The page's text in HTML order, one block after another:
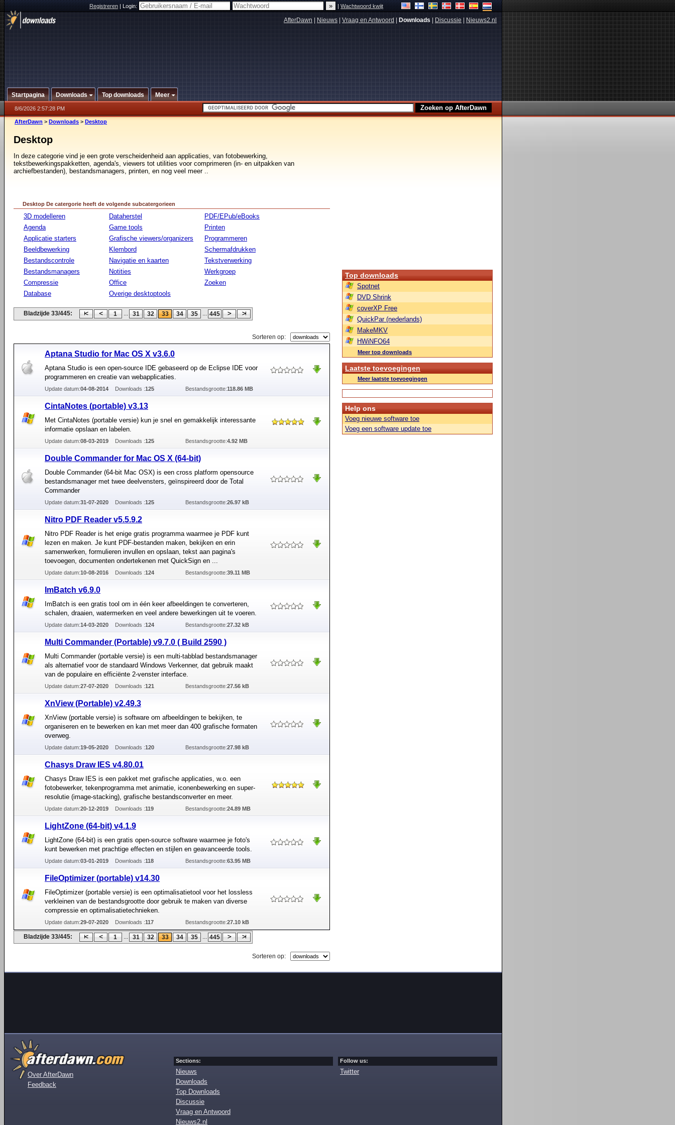
Registreren|Login: |Wachtwoord kwijt
AfterDawn Nieuws Vraag en Antwoord Downloads Discussie Nieuws2.nl
Startpagina Downloads Top downloads Meer
8/6/2026 2:57:28 PM
AfterDawn > Downloads > Desktop
Desktop
In deze categorie vind je een grote verscheidenheid aan applicaties, van fotobewerking,
tekstbewerkingspakketten, agenda's, viewers tot utilities voor comprimeren (in- en uitpakken van
archiefbestanden), bestandsmanagers, printen, en nog veel meer ..
Desktop De catergorie heeft de volgende subcatergorieen
3D modelleren
Agenda
Applicatie starters
Beeldbewerking
Bestandscontrole
Bestandsmanagers
Compressie
Database
Dataherstel
Game tools
Grafische viewers/organizers
Klembord
Navigatie en kaarten
Notities
Office
Overige desktoptools
PDF/EPub/eBooks
Printen
Programmeren
Schermafdrukken
Tekstverwerking
Werkgroep
Zoeken
Bladzijde 33/445: 1 ... 31 32 33 34 35 ... 445
Sorteren op:
Aptana Studio for Mac OS X v3.6.0
Aptana Studio is een open-source IDE gebaseerd op de Eclipse IDE voor
programmeren en creatie van webapplicaties.
Update datum:04-08-2014 Downloads :125 Bestandsgrootte:118.86 MB
CintaNotes (portable) v3.13
Met CintaNotes (portable versie) kun je snel en gemakkelijk interessante
informatie opslaan en labelen.
Update datum:08-03-2019 Downloads :125 Bestandsgrootte:4.92 MB
Double Commander for Mac OS X (64-bit)
Double Commander (64-bit Mac OSX) is een cross platform opensource
bestandsmanager met twee deelvensters, geïnspireerd door de Total
Commander
Update datum:31-07-2020 Downloads :125 Bestandsgrootte:26.97 kB
Nitro PDF Reader v5.5.9.2
Nitro PDF Reader is het enige gratis programma waarmee je PDF kunt
lezen en maken. Je kunt PDF-bestanden maken, bekijken en erin
samenwerken, formulieren invullen en opslaan, tekst aan pagina's
toevoegen, documenten ondertekenen met QuickSign en ...
Update datum:10-08-2016 Downloads :124 Bestandsgrootte:39.11 MB
ImBatch v6.9.0
ImBatch is een gratis tool om in één keer afbeeldingen te converteren,
schalen, draaien, watermerken en veel andere bewerkingen uit te voeren.
Update datum:14-03-2020 Downloads :124 Bestandsgrootte:27.32 kB
Multi Commander (Portable) v9.7.0 ( Build 2590 )
Multi Commander (portable versie) is een multi-tabblad bestandsmanager
als alternatief voor de standaard Windows Verkenner, dat gebruik maakt
van de populaire en efficiënte 2-venster interface.
Update datum:27-07-2020 Downloads :121 Bestandsgrootte:27.56 kB
XnView (Portable) v2.49.3
XnView (portable versie) is software om afbeeldingen te bekijken, te
organiseren en te bewerken en kan met meer dan 400 grafische formaten
overweg.
Update datum:19-05-2020 Downloads :120 Bestandsgrootte:27.98 kB
Chasys Draw IES v4.80.01
Chasys Draw IES is een pakket met grafische applicaties, w.o. een
fotobewerker, tekenprogramma met animatie, iconenbewerking en super-
resolutie (image-stacking), grafische bestandsconverter en meer.
Update datum:20-12-2019 Downloads :119 Bestandsgrootte:24.89 MB
LightZone (64-bit) v4.1.9
LightZone (64-bit) is een gratis open-source software waarmee je foto's
kunt bewerken met prachtige effecten en stijlen en geavanceerde tools.
Update datum:03-01-2019 Downloads :118 Bestandsgrootte:63.95 MB
FileOptimizer (portable) v14.30
FileOptimizer (portable versie) is een optimalisatietool voor het lossless
verkleinen van de bestandsgrootte door gebruik te maken van diverse
compressie en optimalisatietechnieken.
Update datum:29-07-2020 Downloads :117 Bestandsgrootte:27.10 kB
Bladzijde 33/445: 1 ... 31 32 33 34 35 ... 445
Sorteren op:
Top downloads
Spotnet
DVD Shrink
coverXP Free
QuickPar (nederlands)
MakeMKV
HWiNFO64
Meer top downloads
Laatste toevoegingen
Meer laatste toevoegingen
Help ons
Voeg nieuwe software toe
Voeg een software update toe
Over AfterDawn
Feedback
Sections:
Nieuws
Downloads
Top Downloads
Discussie
Vraag en Antwoord
Nieuws2.nl
Follow us:
Twitter